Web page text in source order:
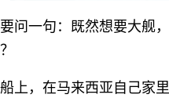
问一句：既然想要大舰
上，在马来西亚自己家里